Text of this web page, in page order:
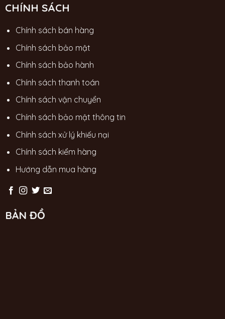
CHÍNH SÁCH
Chính sách bán hàng
Chính sách bảo mật
Chính sách bảo hành
Chính sách thanh toán
Chính sách vận chuyển
Chính sách bảo mật thông tin
Chính sách xử lý khiếu nại
Chính sách kiểm hàng
Hướng dẫn mua hàng
BẢN ĐỒ